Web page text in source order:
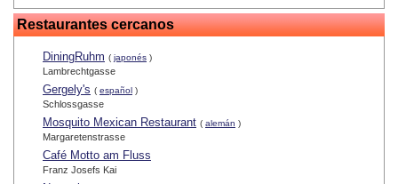
Restaurantes cercanos
DiningRuhm ( japonés )
Lambrechtgasse
Gergely's ( español )
Schlossgasse
Mosquito Mexican Restaurant ( alemán )
Margaretenstrasse
Café Motto am Fluss
Franz Josefs Kai